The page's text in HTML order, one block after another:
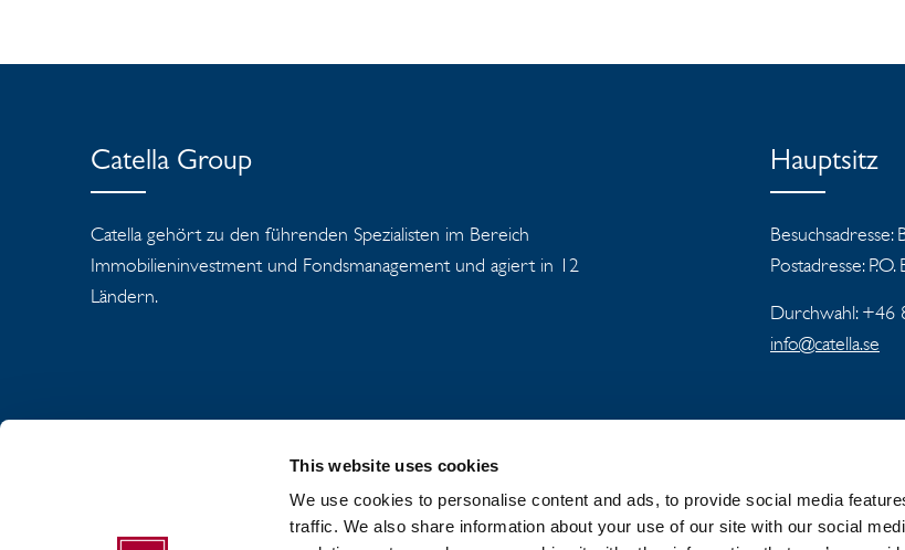
This website uses cookies
We use cookies to personalise content and ads, to provide social media
traffic. We also share information about your use of our site with our social
Catella Group
Catella gehört zu den führenden Spezialisten im Bereich
Immobilieninvestment und Fondsmanagement und agiert in 12
Ländern.
Hauptsitz
Besuchsadresse:
Postadresse:
Durchwahl: +46
info@catella.se
ÜBER DEN CATELLA-KONZERN NEUIGKEITEN UND